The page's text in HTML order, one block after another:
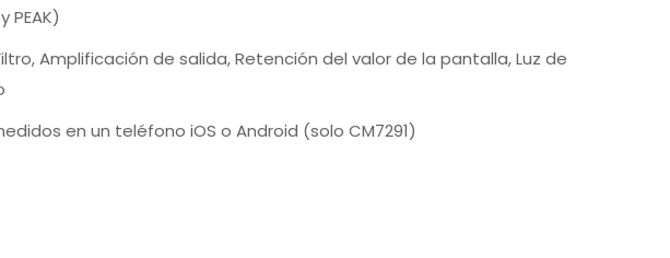
PEAK)
Amplificación de salida, Retención del valor de la pantalla, Luz de
en un teléfono iOS o Android (solo CM7291)